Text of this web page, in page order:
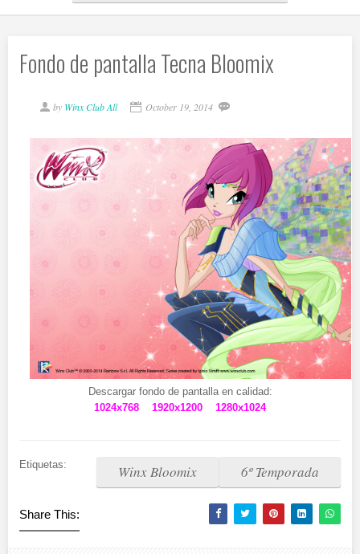
Fondo de pantalla Tecna Bloomix
by Winx Club All October 19, 2014
Descargar fondo de pantalla en calidad:
1024x768
1920x1200 1280x1024
Etiquetas: 6º Temporada
Winx Bloomix
Share This: